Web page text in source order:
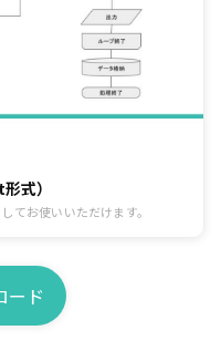
式）
てお使いいただけます。
ード